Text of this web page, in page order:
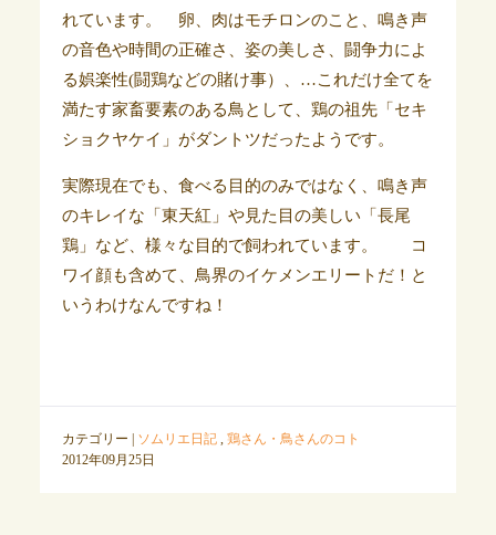
れています。 卵、肉はモチロンのこと、鳴き声
の音色や時間の正確さ、姿の美しさ、闘争力によ
る娯楽性(闘鶏などの賭け事）、…これだけ全てを
満たす家畜要素のある鳥として、鶏の祖先「セキ
ショクヤケイ」がダントツだったようです。
実際現在でも、食べる目的のみではなく、鳴き声
のキレイな「東天紅」や見た目の美しい「長尾
鶏」など、様々な目的で飼われています。 コ
ワイ顔も含めて、鳥界のイケメンエリートだ！と
いうわけなんですね！
カテゴリー | ソムリエ日記, 鶏さん・鳥さんのコト
2012年09月25日